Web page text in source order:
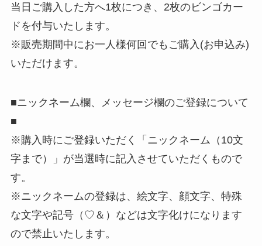
当日ご購入した方へ1枚につき、2枚のビンゴカー
ドを付与いたします。
※販売期間中にお一人様何回でもご購入(お申込み)
いただけます。
■ニックネーム欄、メッセージ欄のご登録について
■
※購入時にご登録いただく「ニックネーム（10文
字まで）」が当選時に記入させていただくもので
す。
※ニックネームの登録は、絵文字、顔文字、特殊
な文字や記号（♡＆）などは文字化けになります
ので禁止いたします。